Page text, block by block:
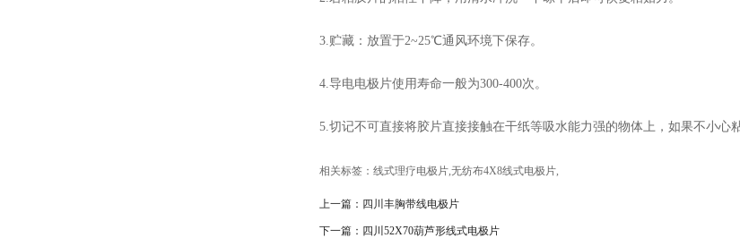
3.贮藏：放置于2~25℃通风环境下保存。
4.导电电极片使用寿命一般为300-400次。
5.切记不可直接将胶片直接接触在干纸等吸水能力强的物体上，如果不小心
相关标签： 线式理疗电极片,无纺布4X8线式电极片,
上一篇： 四川丰胸带线电极片
下一篇： 四川52X70葫芦形线式电极片